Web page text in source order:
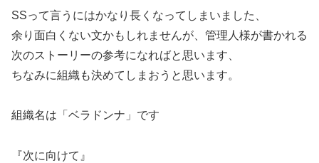
SSって言うにはかなり長くなってしまいました、
余り面白くない文かもしれませんが、管理人様が書かれる
次のストーリーの参考になればと思います、
ちなみに組織も決めてしまおうと思います。
組織名は「ベラドンナ」です
『次に向けて』